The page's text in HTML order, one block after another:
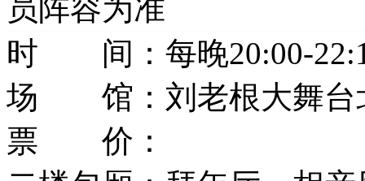
员阵容为准
时 间： 每晚20:00-
场 馆： 刘老根大舞
票 价：